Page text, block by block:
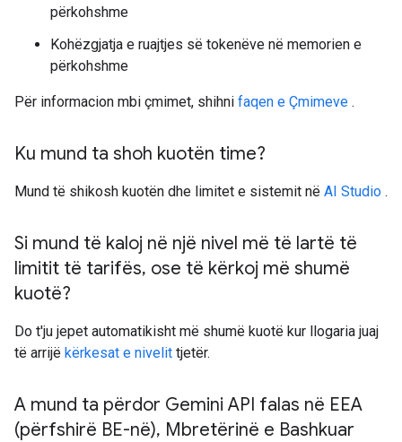
përkohshme
Kohëzgjatja e ruajtjes së tokenëve në memorien e
përkohshme
Për informacion mbi çmimet, shihni faqen e Çmimeve .
Ku mund ta shoh kuotën time?
Mund të shikosh kuotën dhe limitet e sistemit në AI Studio .
Si mund të kaloj në një nivel më të lartë të
limitit të tarifës, ose të kërkoj më shumë
kuotë?
Do t'ju jepet automatikisht më shumë kuotë kur llogaria juaj
të arrijë kërkesat e nivelit tjetër.
A mund ta përdor Gemini API falas në EEA
(përfshirë BE-në), Mbretërinë e Bashkuar